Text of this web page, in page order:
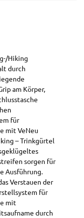
Hiking
durch
am Körper,
für
mit VeNeu
– Trinkgürtel
sorgen für
Ausführung.
Verstauen der
für
mit
durch